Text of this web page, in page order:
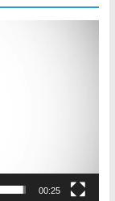
00:25